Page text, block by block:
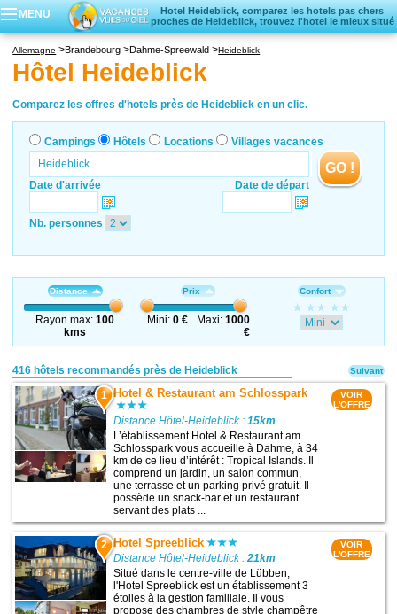
MENU
Hotel Heideblick, comparez les hotels pas chers
proches de Heideblick, trouvez l'hotel le mieux situé
Hôtels
Locations vacances
Villages vacances
Allemagne Brandebourg Dahme-Spreewald Heideblick
Hôtel Heideblick
Comparez les offres d'hotels près de Heideblick en un clic.
Campings Hôtels Locations Villages vacances
Date d'arrivée Date de départ
GO !
Nb. personnes
Distance
Rayon max:100
kms
Prix
Mini: 0 € Maxi:1000
€
Confort
416 hôtels recommandés près de Heideblick
1 Hotel & Restaurant am Schlosspark
Distance Hôtel-Heideblick :15km
L’établissement Hotel & Restaurant am
Schlosspark vous accueille à Dahme, à 34
km de ce lieu d’intérêt : Tropical Islands. Il
comprend un jardin, un salon commun,
une terrasse et un parking privé gratuit. Il
possède un snack-bar et un restaurant
servant des plats ...
VOIR
L'OFFRE
2 Hotel Spreeblick
Distance Hôtel-Heideblick :21km
Situé dans le centre-ville de Lübben,
l'Hotel Spreeblick est un établissement 3
étoiles à la gestion familiale. Il vous
propose des chambres de style champêtre
VOIR
L'OFFRE
Suivant